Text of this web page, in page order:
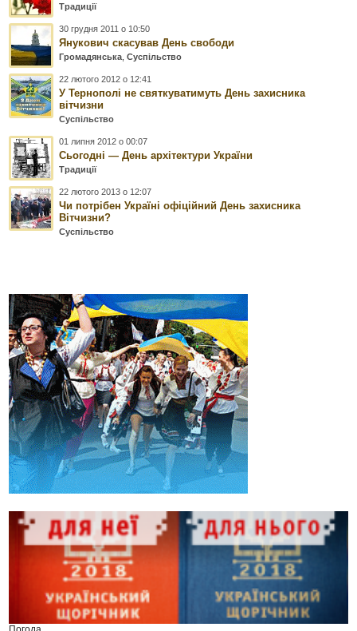
Традиції
30 грудня 2011 о 10:50
Янукович скасував День свободи
Громадянська ,Суспільство
22 лютого 2012 о 12:41
У Тернополі не святкуватимуть День захисника
вітчизни
Суспільство
01 липня 2012 о 00:07
Сьогодні — День архітектури України
Традиції
22 лютого 2013 о 12:07
Чи потрібен Україні офіційний День захисника
Вітчизни?
Суспільство